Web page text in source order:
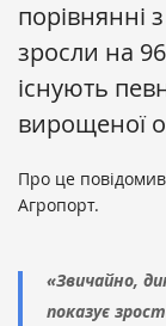
порівнянні
зросли на
існують
вирощеної
Про це повідомив
Агропорт.
«Звичайно,
показує